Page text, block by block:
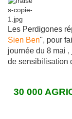
Les Perdigones
Sien Ben", pour
journée du 8 mai
de sensibilisation
30 000